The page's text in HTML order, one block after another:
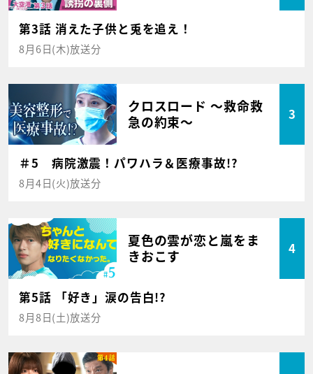
第3話 消えた子供と兎を追え！
8月6日(木)放送分
クロスロード ～救命救
急の約束～
3
＃5 病院激震！パワハラ＆医療事故!?
8月4日(火)放送分
夏色の雲が恋と嵐をま
きおこす
4
第5話 「好き」涙の告白!?
8月8日(土)放送分